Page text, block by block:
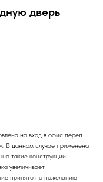
дверь
на вход в офис перед
В данном случае применена
такие конструкции
увеличивает
принято по пожеланию